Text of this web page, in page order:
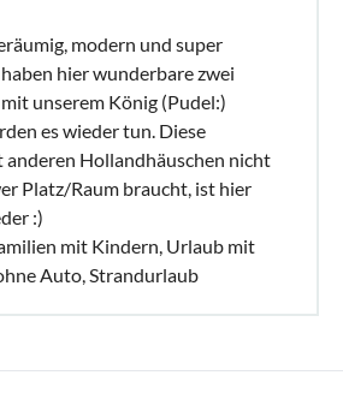
modern und super
hier wunderbare zwei
unserem König (Pudel:)
es wieder tun. Diese
Hollandhäuschen nicht
Platz/Raum braucht, ist hier
:)
mit Kindern, Urlaub mit
Auto, Strandurlaub